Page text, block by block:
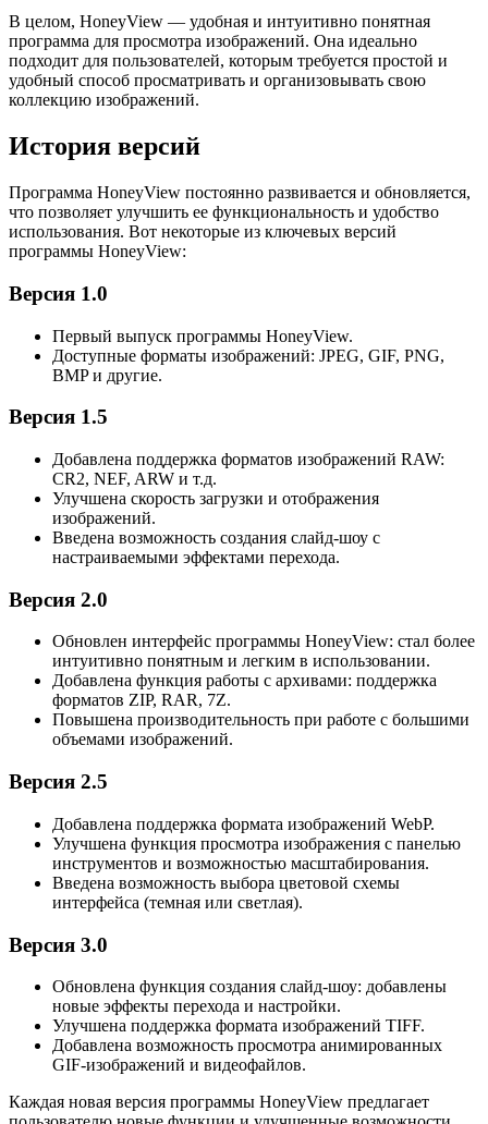
В целом, HoneyView — удобная и интуитивно понятная
программа для просмотра изображений. Она идеально
подходит для пользователей, которым требуется простой и
удобный способ просматривать и организовывать свою
коллекцию изображений.
История версий
Программа HoneyView постоянно развивается и обновляется,
что позволяет улучшить ее функциональность и удобство
использования. Вот некоторые из ключевых версий
программы HoneyView:
Версия 1.0
Первый выпуск программы HoneyView.
Доступные форматы изображений: JPEG, GIF, PNG,
BMP и другие.
Версия 1.5
Добавлена поддержка форматов изображений RAW:
CR2, NEF, ARW и т.д.
Улучшена скорость загрузки и отображения
изображений.
Введена возможность создания слайд-шоу с
настраиваемыми эффектами перехода.
Версия 2.0
Обновлен интерфейс программы HoneyView: стал более
интуитивно понятным и легким в использовании.
Добавлена функция работы с архивами: поддержка
форматов ZIP, RAR, 7Z.
Повышена производительность при работе с большими
объемами изображений.
Версия 2.5
Добавлена поддержка формата изображений WebP.
Улучшена функция просмотра изображения с панелью
инструментов и возможностью масштабирования.
Введена возможность выбора цветовой схемы
интерфейса (темная или светлая).
Версия 3.0
Обновлена функция создания слайд-шоу: добавлены
новые эффекты перехода и настройки.
Улучшена поддержка формата изображений TIFF.
Добавлена возможность просмотра анимированных
GIF-изображений и видеофайлов.
Каждая новая версия программы HoneyView предлагает